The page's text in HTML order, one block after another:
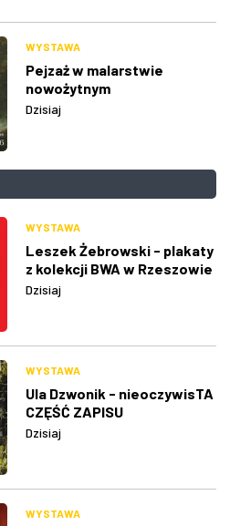
WYSTAWA
Pejzaż w malarstwie
nowożytnym
Dzisiaj
WYSTAWA
Leszek Żebrowski - plakaty
z kolekcji BWA w Rzeszowie
Dzisiaj
WYSTAWA
Ula Dzwonik - nieoczywisTA
CZĘŚĆ ZAPISU
Dzisiaj
WYSTAWA